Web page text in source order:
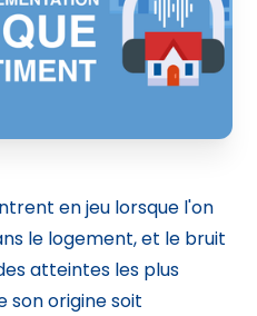
en jeu lorsque l'on
le logement, et le bruit
atteintes les plus
son origine soit